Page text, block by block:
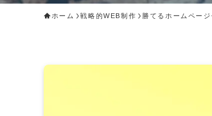
ホーム 戦略的WEB制作 勝てるホームペー